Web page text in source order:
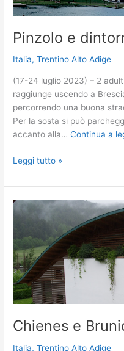
Pinzolo e
Italia,Trentino Alto Adige
(17-24 luglio 2023) – 2
raggiunge uscendo a
percorrendo una buona
Per la sosta si può
accanto alla…Continua a
Pinzolo
dintorni
in
camper
Leggi tutto »
Chienes e
Italia,Trentino Alto Adige